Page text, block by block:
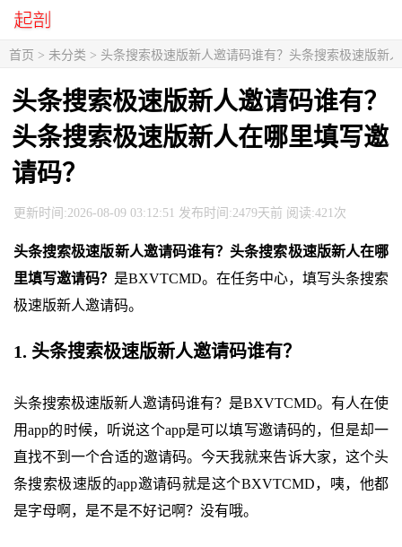
首页 > 未分类 > 头条搜索极速版新人邀请码谁有？头条搜索极速版新
头条搜索极速版新人邀请码谁有？
头条搜索极速版新人在哪里填写邀
请码？
更新时间:2026-08-09 03:12:51 发布时间:2479天前 阅读:421次
头条搜索极速版新人邀请码谁有？头条搜索极速版新人在哪
里填写邀请码？ 是BXVTCMD。在任务中心，填写头条搜索
极速版新人邀请码。
1. 头条搜索极速版新人邀请码谁有？
头条搜索极速版新人邀请码谁有？是BXVTCMD。有人在使
用app的时候，听说这个app是可以填写邀请码的，但是却一
直找不到一个合适的邀请码。今天我就来告诉大家，这个头
条搜索极速版的app邀请码就是这个BXVTCMD，咦，他都
是字母啊，是不是不好记啊？没有哦。